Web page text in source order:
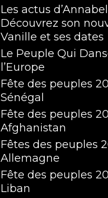
Les actus
Découvrez son
Vanille et ses dates
Le Peuple Qui
l’Europe
Fête des peuples
Sénégal
Fête des peuples
Afghanistan
Fêtes des peuples
Allemagne
Fête des peuples
Liban